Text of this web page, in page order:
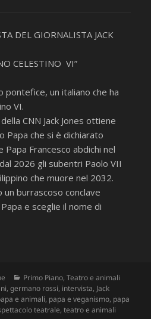
DEL GIORNALISTA JACK
CELESTINO VI”
pontefice, un italiano che ha
VI.
CNN Jack Jones ottiene
Papa che si è dichiarato
Papa Francesco abdichi nel
2026 gli subentri Paolo VII
che muore nel 2032.
burrascoso conclave
e sceglie il nome di
al Papa vegano
Categorie
Primo Piano,Teatro e animali
,germano rossi, intervista, Jack
e animali, papa e veganismo, papa
teatrale,teatro e animali